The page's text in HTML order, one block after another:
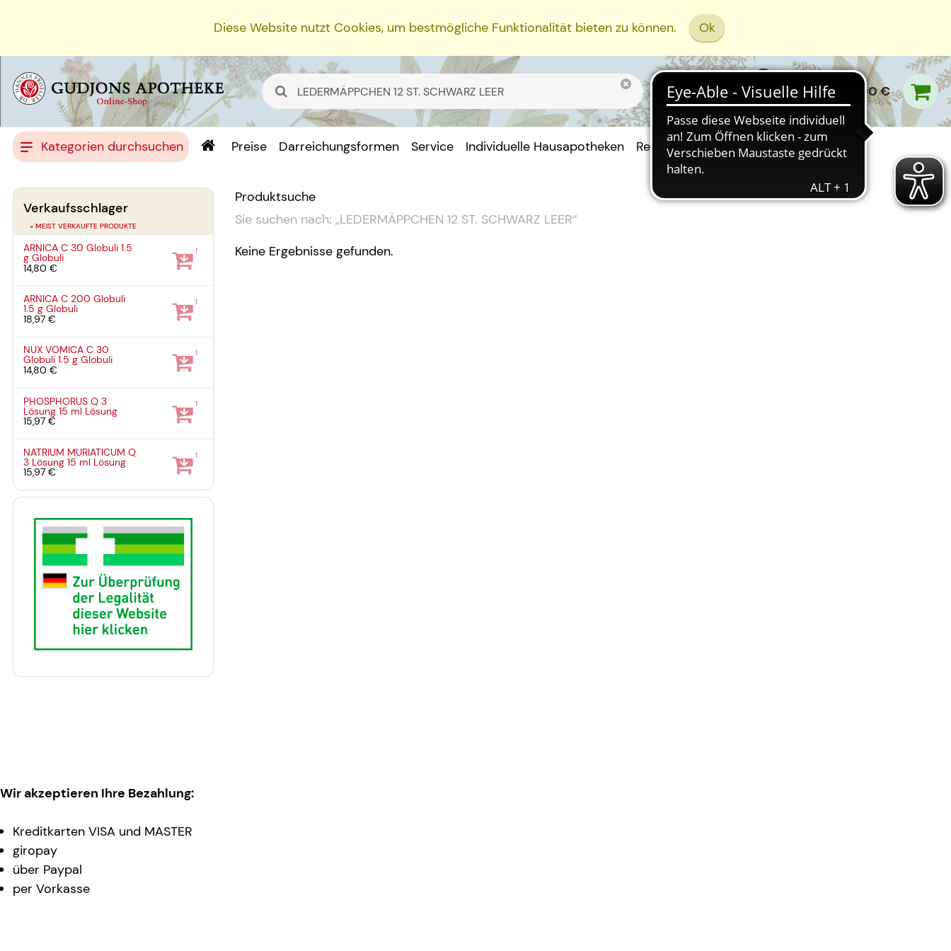
Diese Website nutzt Cookies, um bestmögliche Funktionalität bieten zu können. Ok
0,00 €
Kategorien durchsuchen Preise Darreichungsformen Service Individuelle Hausapotheken Rezept Einreichen
Produktsuche
Sie suchen nach: „LEDERMÄPPCHEN 12 ST. SCHWARZ LEER“
Keine Ergebnisse gefunden.
Verkaufsschlager
» MEIST VERKAUFTE PRODUKTE
ARNICA C 30 Globuli1.5
gGlobuli
14,80 €
1
ARNICA C 200 Globuli
1.5 gGlobuli
18,97 €
1
NUX VOMICA C 30
Globuli1.5 gGlobuli
14,80 €
1
PHOSPHORUS Q 3
Lösung15 ml Lösung
15,97 €
1
NATRIUM MURIATICUM Q
3 Lösung15 ml Lösung
15,97 €
1
Wir akzeptieren Ihre Bezahlung:
Kreditkarten VISA und MASTER
giropay
über Paypal
per Vorkasse